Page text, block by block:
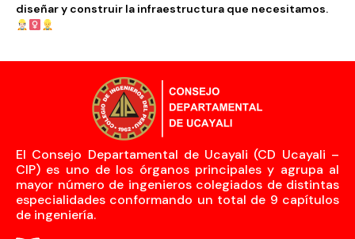
diseñar y construir la infraestructura que necesitamos.
El Consejo Departamental de Ucayali (CD Ucayali –
CIP) es uno de los órganos principales y agrupa al
mayor número de ingenieros colegiados de distintas
especialidades conformando un total de 9 capítulos
de ingeniería.